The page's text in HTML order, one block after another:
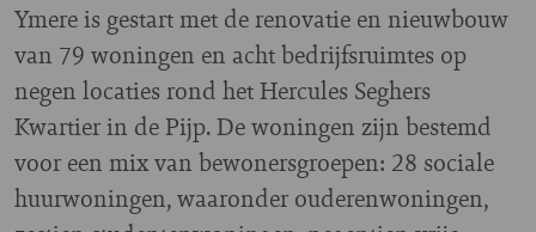
Ymere is gestart met de renovatie en nieuwbouw
van 79 woningen en acht bedrijfsruimtes op
negen locaties rond het Hercules Seghers
Kwartier in de Pijp. De woningen zijn bestemd
voor een mix van bewonersgroepen: 28 sociale
huurwoningen, waaronder ouderenwoningen,